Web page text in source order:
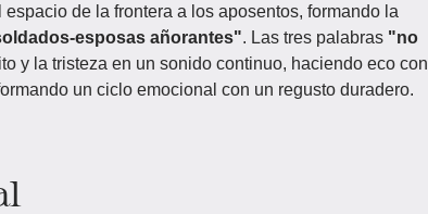
de la frontera a los aposentos, formando la
esposas añorantes". Las tres palabras "no
y la tristeza en un sonido continuo, haciendo eco con
un ciclo emocional con un regusto duradero.